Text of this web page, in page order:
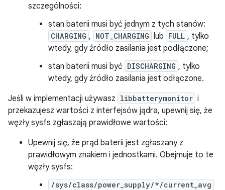
szczególności:
stan baterii musi być jednym z tych stanów:
CHARGING , NOT_CHARGING lub FULL , tylko
wtedy, gdy źródło zasilania jest podłączone;
stan baterii musi być DISCHARGING , tylko
wtedy, gdy źródło zasilania jest odłączone.
Jeśli w implementacji używasz libbatterymonitor i
przekazujesz wartości z interfejsów jądra, upewnij się, że
węzły sysfs zgłaszają prawidłowe wartości:
Upewnij się, że prąd baterii jest zgłaszany z
prawidłowym znakiem i jednostkami. Obejmuje to te
węzły sysfs:
/sys/class/power_supply/*/current_avg